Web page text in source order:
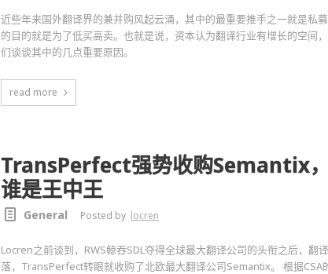
近些年来国外翻译界的兼并购风起云涌，其中的最重要推手之一就是私
的目的就是为了低买高卖。也就是说，资本认为翻译行业有增长的空间
们谈谈其中的几点重要原因。
read more
TransPerfect强势收购Semantix
谁是王中王
General Posted by locren
Locren之前谈到，RWS鲸吞SDL夺得全球最大翻译公司的头衔之后，翻
落，TransPerfect转眼就收购了北欧最大翻译公司Semantix。 根据